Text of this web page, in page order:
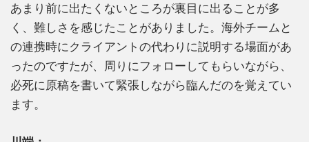
あまり前に出たくないところが裏目に出ることが多
く、難しさを感じたことがありました。海外チームと
の連携時にクライアントの代わりに説明する場面があ
ったのですたが、周りにフォローしてもらいながら、
必死に原稿を書いて緊張しながら臨んだのを覚えてい
ます。